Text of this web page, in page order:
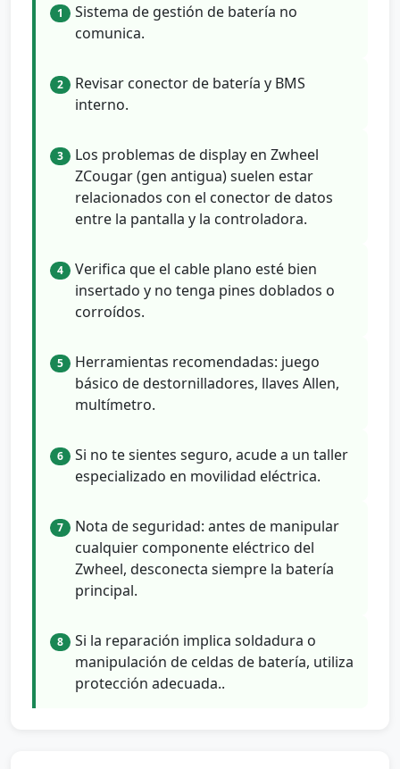
1
Sistema de gestión de batería no
comunica.
2
Revisar conector de batería y BMS
interno.
3
Los problemas de display en Zwheel
ZCougar (gen antigua) suelen estar
relacionados con el conector de datos
entre la pantalla y la controladora.
4
Verifica que el cable plano esté bien
insertado y no tenga pines doblados o
corroídos.
5
Herramientas recomendadas: juego
básico de destornilladores, llaves Allen,
multímetro.
6
Si no te sientes seguro, acude a un taller
especializado en movilidad eléctrica.
7
Nota de seguridad: antes de manipular
cualquier componente eléctrico del
Zwheel, desconecta siempre la batería
principal.
8
Si la reparación implica soldadura o
manipulación de celdas de batería, utiliza
protección adecuada..